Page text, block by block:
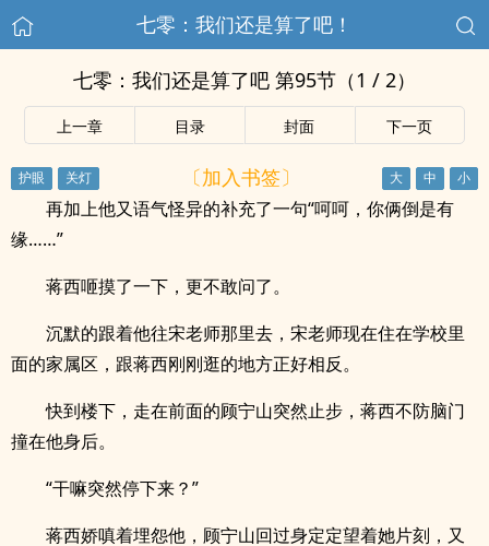
七零：我们还是算了吧！
七零：我们还是算了吧 第95节（1 / 2）
上一章 目录 封面 下一页
〔加入书签〕
再加上他又语气怪异的补充了一句“呵呵，你俩倒是有
缘……”
蒋西咂摸了一下，更不敢问了。
沉默的跟着他往宋老师那里去，宋老师现在住在学校里
面的家属区，跟蒋西刚刚逛的地方正好相反。
快到楼下，走在前面的顾宁山突然止步，蒋西不防脑门
撞在他身后。
“干嘛突然停下来？”
蒋西娇嗔着埋怨他，顾宁山回过身定定望着她片刻，又